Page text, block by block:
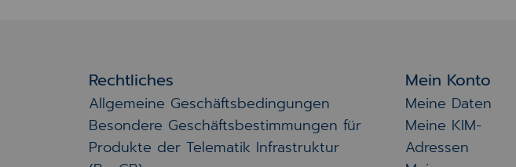
Rechtliches
Allgemeine Geschäftsbedingungen
Besondere Geschäftsbestimmungen für
Produkte der Telematik Infrastruktur
Mein Konto
Meine Daten
Meine KIM-
Adressen